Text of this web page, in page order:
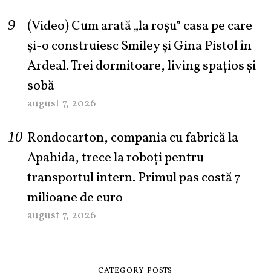
(Video) Cum arată „la roşu” casa pe care
şi-o construiesc Smiley şi Gina Pistol în
Ardeal. Trei dormitoare, living spațios și
sobă
august 7, 2026
Rondocarton, compania cu fabrică la
Apahida, trece la roboți pentru
transportul intern. Primul pas costă 7
milioane de euro
august 7, 2026
CATEGORY POSTS